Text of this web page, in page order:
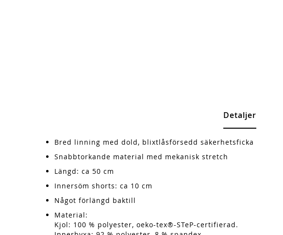
Detaljer
Bred linning med dold, blixtlåsförsedd säkerhetsficka
Snabbtorkande material med mekanisk stretch
Längd: ca 50 cm
Innersöm shorts: ca 10 cm
Något förlängd baktill
Material:
Kjol: 100 % polyester, oeko-tex®-STeP-certifierad.